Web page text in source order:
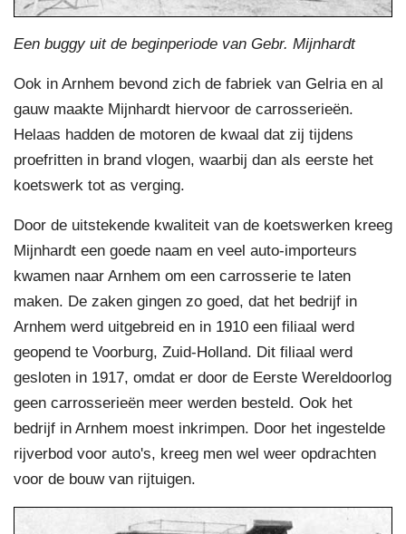
Een buggy uit de beginperiode van Gebr. Mijnhardt
Ook in Arnhem bevond zich de fabriek van Gelria en al
gauw maakte Mijnhardt hiervoor de carrosserieën.
Helaas hadden de motoren de kwaal dat zij tijdens
proefritten in brand vlogen, waarbij dan als eerste het
koetswerk tot as verging.
Door de uitstekende kwaliteit van de koetswerken kreeg
Mijnhardt een goede naam en veel auto-importeurs
kwamen naar Arnhem om een carrosserie te laten
maken. De zaken gingen zo goed, dat het bedrijf in
Arnhem werd uitgebreid en in 1910 een filiaal werd
geopend te Voorburg, Zuid-Holland. Dit filiaal werd
gesloten in 1917, omdat er door de Eerste Wereldoorlog
geen carrosserieën meer werden besteld. Ook het
bedrijf in Arnhem moest inkrimpen. Door het ingestelde
rijverbod voor auto's, kreeg men wel weer opdrachten
voor de bouw van rijtuigen.